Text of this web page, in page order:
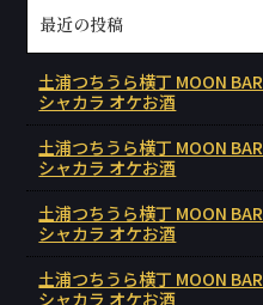
最近の投稿
土浦つちうら横丁 MOON
シャカラ オケお酒
土浦つちうら横丁 MOON
シャカラ オケお酒
土浦つちうら横丁 MOON
シャカラ オケお酒
土浦つちうら横丁 MOON
シャカラ オケお酒